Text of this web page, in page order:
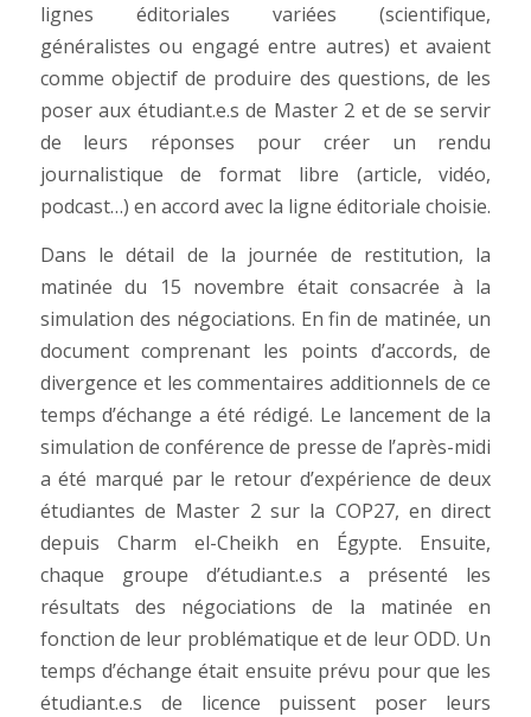
lignes éditoriales variées (scientifique,
généralistes ou engagé entre autres) et avaient
comme objectif de produire des questions, de les
poser aux étudiant.e.s de Master 2 et de se servir
de leurs réponses pour créer un rendu
journalistique de format libre (article, vidéo,
podcast…) en accord avec la ligne éditoriale choisie.
Dans le détail de la journée de restitution, la
matinée du 15 novembre était consacrée à la
simulation des négociations. En fin de matinée, un
document comprenant les points d’accords, de
divergence et les commentaires additionnels de ce
temps d’échange a été rédigé. Le lancement de la
simulation de conférence de presse de l’après-midi
a été marqué par le retour d’expérience de deux
étudiantes de Master 2 sur la COP27, en direct
depuis Charm el-Cheikh en Égypte. Ensuite,
chaque groupe d’étudiant.e.s a présenté les
résultats des négociations de la matinée en
fonction de leur problématique et de leur ODD. Un
temps d’échange était ensuite prévu pour que les
étudiant.e.s de licence puissent poser leurs